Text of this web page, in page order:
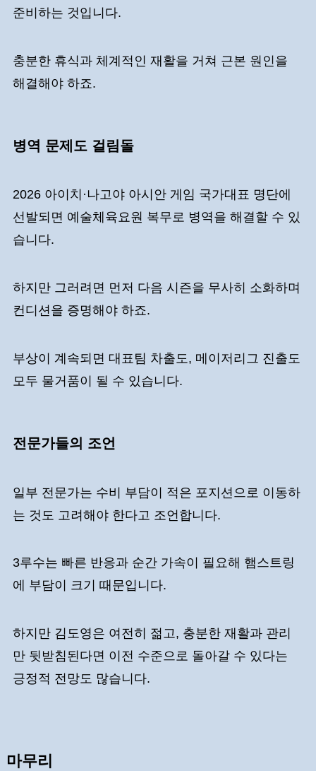
준비하는 것입니다.
충분한 휴식과 체계적인 재활을 거쳐 근본 원인을
해결해야 하죠.
병역 문제도 걸림돌
2026 아이치·나고야 아시안 게임 국가대표 명단에
선발되면 예술체육요원 복무로 병역을 해결할 수 있
습니다.
하지만 그러려면 먼저 다음 시즌을 무사히 소화하며
컨디션을 증명해야 하죠.
부상이 계속되면 대표팀 차출도, 메이저리그 진출도
모두 물거품이 될 수 있습니다.
전문가들의 조언
일부 전문가는 수비 부담이 적은 포지션으로 이동하
는 것도 고려해야 한다고 조언합니다.
3루수는 빠른 반응과 순간 가속이 필요해 햄스트링
에 부담이 크기 때문입니다.
하지만 김도영은 여전히 젊고, 충분한 재활과 관리
만 뒷받침된다면 이전 수준으로 돌아갈 수 있다는
긍정적 전망도 많습니다.
마무리